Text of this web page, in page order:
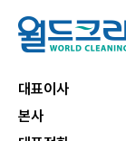
대표이사
본사